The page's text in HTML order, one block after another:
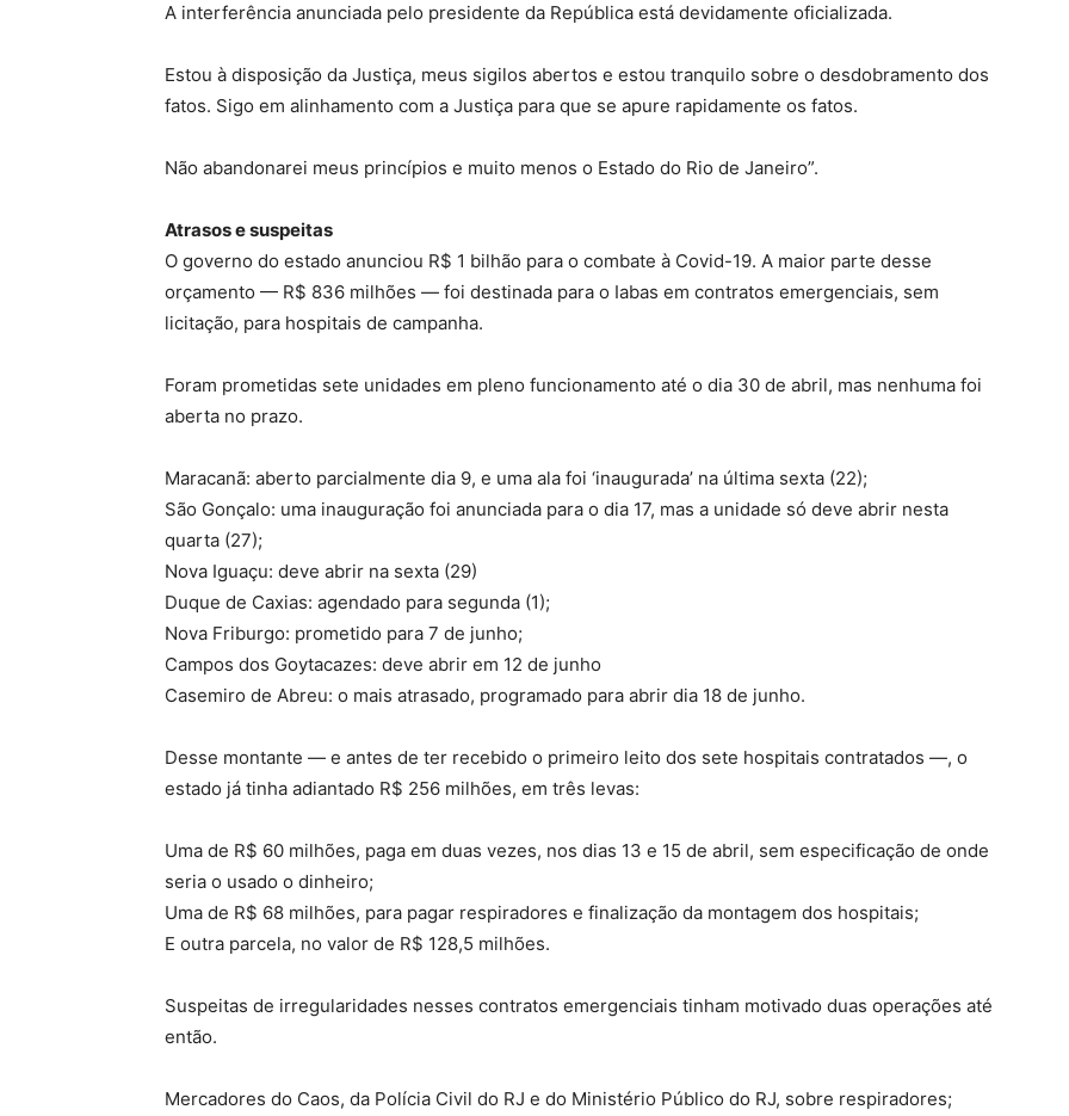
A interferência anunciada pelo presidente da República está devidamente oficializada.
Estou à disposição da Justiça, meus sigilos abertos e estou tranquilo sobre o desdobramento dos
fatos. Sigo em alinhamento com a Justiça para que se apure rapidamente os fatos.
Não abandonarei meus princípios e muito menos o Estado do Rio de Janeiro”.
Atrasos e suspeitas
O governo do estado anunciou R$ 1 bilhão para o combate à Covid-19. A maior parte desse
orçamento — R$ 836 milhões — foi destinada para o Iabas em contratos emergenciais, sem
licitação, para hospitais de campanha.
Foram prometidas sete unidades em pleno funcionamento até o dia 30 de abril, mas nenhuma foi
aberta no prazo.
Maracanã: aberto parcialmente dia 9, e uma ala foi ‘inaugurada’ na última sexta (22);
São Gonçalo: uma inauguração foi anunciada para o dia 17, mas a unidade só deve abrir nesta
quarta (27);
Nova Iguaçu: deve abrir na sexta (29)
Duque de Caxias: agendado para segunda (1);
Nova Friburgo: prometido para 7 de junho;
Campos dos Goytacazes: deve abrir em 12 de junho
Casemiro de Abreu: o mais atrasado, programado para abrir dia 18 de junho.
Desse montante — e antes de ter recebido o primeiro leito dos sete hospitais contratados —, o
estado já tinha adiantado R$ 256 milhões, em três levas:
Uma de R$ 60 milhões, paga em duas vezes, nos dias 13 e 15 de abril, sem especificação de onde
seria o usado o dinheiro;
Uma de R$ 68 milhões, para pagar respiradores e finalização da montagem dos hospitais;
E outra parcela, no valor de R$ 128,5 milhões.
Suspeitas de irregularidades nesses contratos emergenciais tinham motivado duas operações até
então.
Mercadores do Caos, da Polícia Civil do RJ e do Ministério Público do RJ, sobre respiradores;